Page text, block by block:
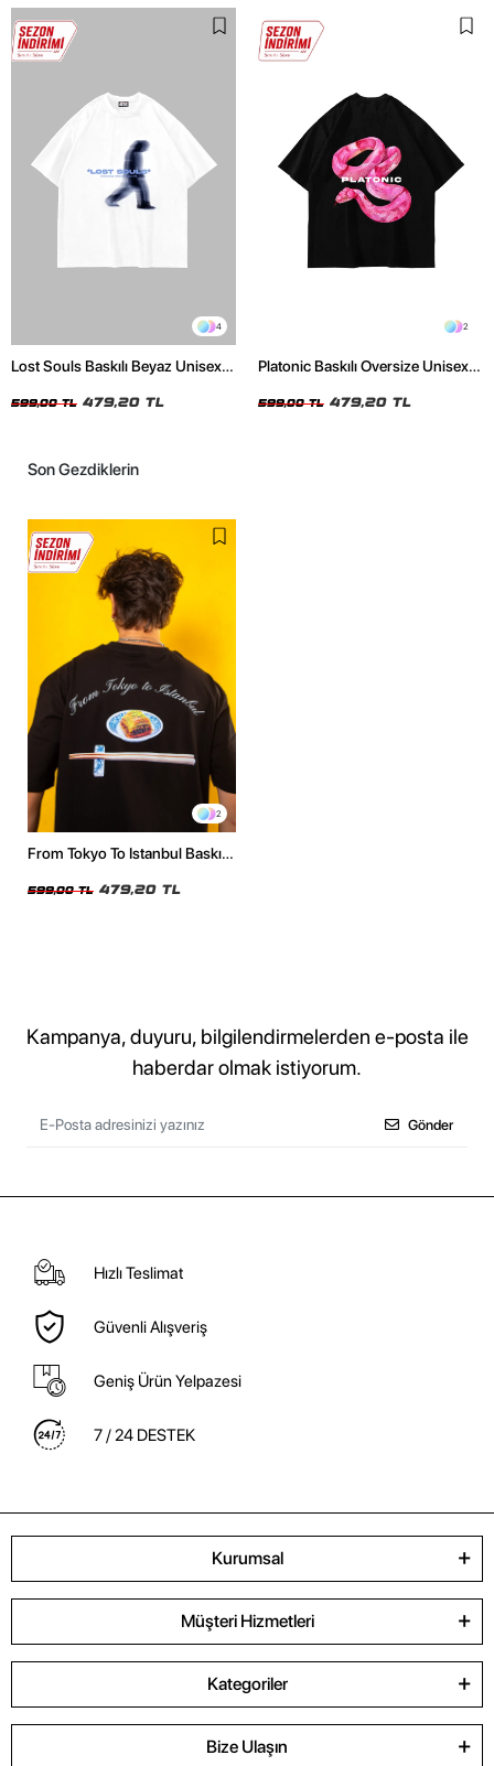
4
Lost Souls Baskılı Beyaz Unisex
599,00 TL 479,20 TL
2
Platonic Baskılı Oversize Unisex
599,00 TL 479,20 TL
Son Gezdiklerin
2
From Tokyo To Istanbul Baskılı
599,00 TL 479,20 TL
Kampanya, duyuru, bilgilendirmelerden e-posta ile
haberdar olmak istiyorum.
Gönder
Hızlı Teslimat
Güvenli Alışveriş
Geniş Ürün Yelpazesi
7 / 24 DESTEK
Kurumsal
Müşteri Hizmetleri
Kategoriler
Bize Ulaşın